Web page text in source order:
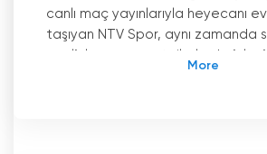
canlı maç yayınlarıyla heyecanı
taşıyan NTV Spor, aynı zamanda